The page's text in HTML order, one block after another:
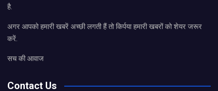
है.
अगर आपको हमारी खबरें अच्छी लगती हैं तो किर्पया हमारी खबरों को शेयर जरूर
करें.
सच की आवाज
Contact Us